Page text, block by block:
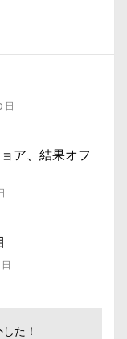
ア、結果オフ
た！